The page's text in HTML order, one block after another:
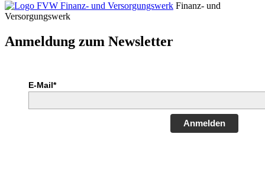
Finanz- und
Versorgungswerk
Anmeldung zum Newsletter
E-Mail*
Anmelden